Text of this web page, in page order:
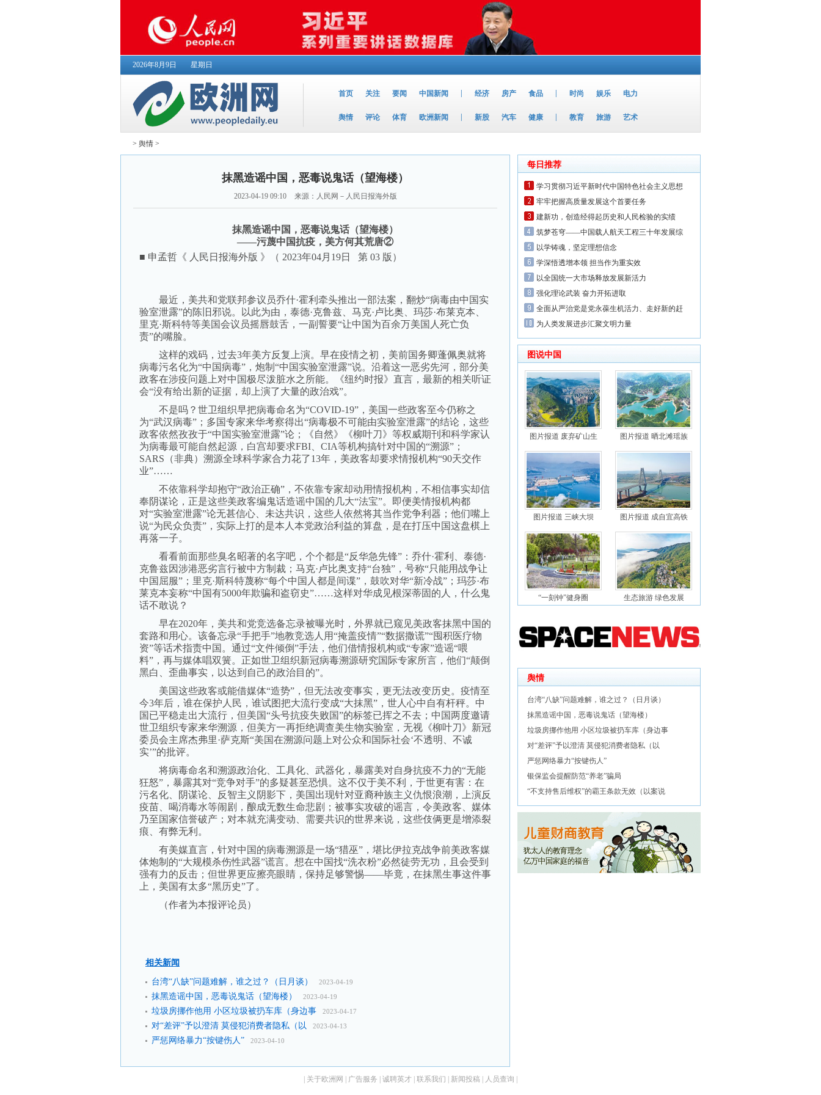
2026年8月9日 星期日
首页 关注 要闻 中国新闻 经济 房产 食品 时尚 娱乐 电力
舆情 评论 体育 欧洲新闻 新股 汽车 健康 教育 旅游 艺术
> 舆情 >
抹黑造谣中国，恶毒说鬼话（望海楼）
2023-04-19 09:10 来源：人民网－人民日报海外版
抹黑造谣中国，恶毒说鬼话（望海楼）
——污蔑中国抗疫，美方何其荒唐②
■ 申孟哲《 人民日报海外版 》（ 2023年04月19日 第 03 版）
最近，美共和党联邦参议员乔什·霍利牵头推出一部法案，翻炒“病毒由中国实
验室泄露”的陈旧邪说。以此为由，泰德·克鲁兹、马克·卢比奥、玛莎·布莱克本、
里克·斯科特等美国会议员摇唇鼓舌，一副誓要“让中国为百余万美国人死亡负
责”的嘴脸。
这样的戏码，过去3年美方反复上演。早在疫情之初，美前国务卿蓬佩奥就将
病毒污名化为“中国病毒”，炮制“中国实验室泄露”说。沿着这一恶劣先河，部分美
政客在涉疫问题上对中国极尽泼脏水之所能。《纽约时报》直言，最新的相关听证
会“没有给出新的证据，却上演了大量的政治戏”。
不是吗？世卫组织早把病毒命名为“COVID-19”，美国一些政客至今仍称之
为“武汉病毒”；多国专家来华考察得出“病毒极不可能由实验室泄露”的结论，这些
政客依然孜孜于“中国实验室泄露”论；《自然》《柳叶刀》等权威期刊和科学家认
为病毒最可能自然起源，白宫却要求FBI、CIA等机构搞针对中国的“溯源”；
SARS（非典）溯源全球科学家合力花了13年，美政客却要求情报机构“90天交作
业”……
不依靠科学却抱守“政治正确”，不依靠专家却动用情报机构，不相信事实却信
奉阴谋论，正是这些美政客编鬼话造谣中国的几大“法宝”。即便美情报机构都
对“实验室泄露”论无甚信心、未达共识，这些人依然将其当作党争利器；他们嘴上
说“为民众负责”，实际上打的是本人本党政治利益的算盘，是在打压中国这盘棋上
再落一子。
看看前面那些臭名昭著的名字吧，个个都是“反华急先锋”：乔什·霍利、泰德·
克鲁兹因涉港恶劣言行被中方制裁；马克·卢比奥支持“台独”，号称“只能用战争让
中国屈服”；里克·斯科特蔑称“每个中国人都是间谍”，鼓吹对华“新冷战”；玛莎·布
莱克本妄称“中国有5000年欺骗和盗窃史”……这样对华成见根深蒂固的人，什么鬼
话不敢说？
早在2020年，美共和党竞选备忘录被曝光时，外界就已窥见美政客抹黑中国的
套路和用心。该备忘录“手把手”地教竞选人用“掩盖疫情”“数据撒谎”“囤积医疗物
资”等话术指责中国。通过“文件倾倒”手法，他们借情报机构或“专家”造谣“喂
料”，再与媒体唱双簧。正如世卫组织新冠病毒溯源研究国际专家所言，他们“颠倒
黑白、歪曲事实，以达到自己的政治目的”。
美国这些政客或能借媒体“造势”，但无法改变事实，更无法改变历史。疫情至
今3年后，谁在保护人民，谁试图把大流行变成“大抹黑”，世人心中自有杆秤。中
国已平稳走出大流行，但美国“头号抗疫失败国”的标签已挥之不去；中国两度邀请
世卫组织专家来华溯源，但美方一再拒绝调查美生物实验室，无视《柳叶刀》新冠
委员会主席杰弗里·萨克斯“美国在溯源问题上对公众和国际社会‘不透明、不诚
实’”的批评。
将病毒命名和溯源政治化、工具化、武器化，暴露美对自身抗疫不力的“无能
狂怒”，暴露其对“竞争对手”的多疑甚至恐惧。这不仅于美不利，于世更有害：在
污名化、阴谋论、反智主义阴影下，美国出现针对亚裔种族主义仇恨浪潮，上演反
疫苗、喝消毒水等闹剧，酿成无数生命悲剧；被事实攻破的谣言，令美政客、媒体
乃至国家信誉破产；对本就充满变动、需要共识的世界来说，这些伎俩更是增添裂
痕、有弊无利。
有美媒直言，针对中国的病毒溯源是一场“猎巫”，堪比伊拉克战争前美政客媒
体炮制的“大规模杀伤性武器”谎言。想在中国找“洗衣粉”必然徒劳无功，且会受到
强有力的反击；但世界更应擦亮眼睛，保持足够警惕——毕竟，在抹黑生事这件事
上，美国有太多“黑历史”了。
（作者为本报评论员）
相关新闻
台湾“八缺”问题难解，谁之过？（日月谈） 2023-04-19
抹黑造谣中国，恶毒说鬼话（望海楼） 2023-04-19
垃圾房挪作他用 小区垃圾被扔车库（身边事 2023-04-17
对“差评”予以澄清 莫侵犯消费者隐私（以 2023-04-13
严惩网络暴力“按键伤人” 2023-04-10
每日推荐
学习贯彻习近平新时代中国特色社会主义思想
牢牢把握高质量发展这个首要任务
建新功，创造经得起历史和人民检验的实绩
筑梦苍穹——中国载人航天工程三十年发展综
以学铸魂，坚定理想信念
学深悟透增本领 担当作为重实效
以全国统一大市场释放发展新活力
强化理论武装 奋力开拓进取
全面从严治党是党永葆生机活力、走好新的赶
为人类发展进步汇聚文明力量
图说中国
图片报道 废弃矿山生 图片报道 晒北滩瑶族
图片报道 三峡大坝 图片报道 成自宜高铁
“一刻钟”健身圈 生态旅游 绿色发展
舆情
台湾“八缺”问题难解，谁之过？（日月谈）
抹黑造谣中国，恶毒说鬼话（望海楼）
垃圾房挪作他用 小区垃圾被扔车库（身边事
对“差评”予以澄清 莫侵犯消费者隐私（以
严惩网络暴力“按键伤人”
银保监会提醒防范“养老”骗局
“不支持售后维权”的霸王条款无效（以案说
关于欧洲网 广告服务 诚聘英才 联系我们 新闻投稿 人员查询